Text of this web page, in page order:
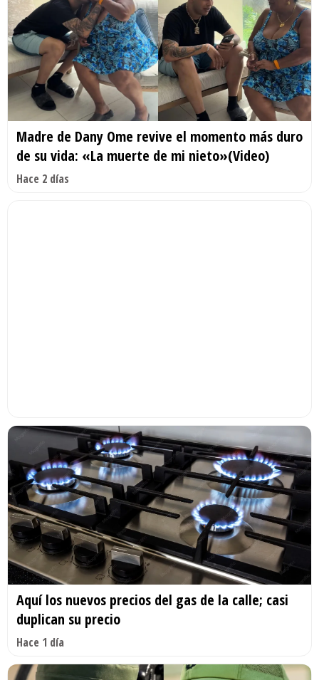
Madre de Dany Ome revive el momento más duro
de su vida: «La muerte de mi nieto»(Video)
Hace 2 días
Aquí los nuevos precios del gas de la calle; casi
duplican su precio
Hace 1 día